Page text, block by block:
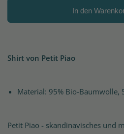
In den
Shirt von Petit Piao
Material: 95% Bio-Baumwolle,
Petit Piao - skandinavisches und